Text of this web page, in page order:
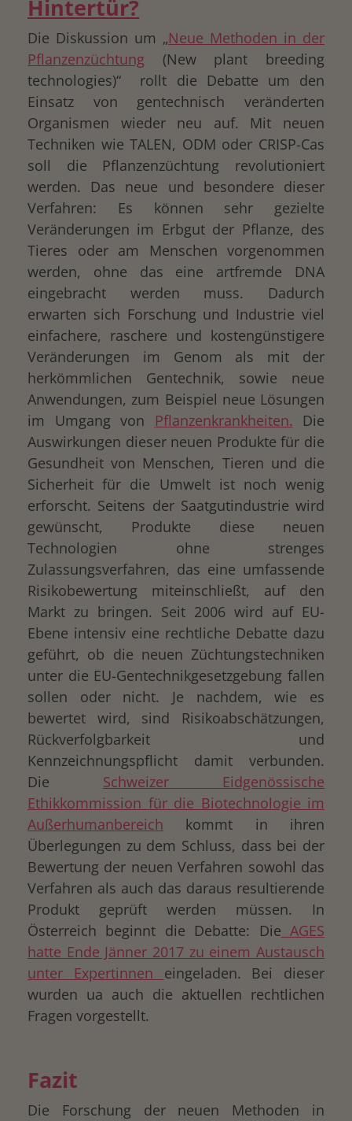
Hintertür?
Die Diskussion um „Neue Methoden in der
Pflanzenzüchtung (New plant breeding
technologies)“ rollt die Debatte um den
Einsatz von gentechnisch veränderten
Organismen wieder neu auf. Mit neuen
Techniken wie TALEN, ODM oder CRISP-Cas
soll die Pflanzenzüchtung revolutioniert
werden. Das neue und besondere dieser
Verfahren: Es können sehr gezielte
Veränderungen im Erbgut der Pflanze, des
Tieres oder am Menschen vorgenommen
werden, ohne das eine artfremde DNA
eingebracht werden muss. Dadurch
erwarten sich Forschung und Industrie viel
einfachere, raschere und kostengünstigere
Veränderungen im Genom als mit der
herkömmlichen Gentechnik, sowie neue
Anwendungen, zum Beispiel neue Lösungen
im Umgang von
Pflanzenkrankheiten. Die
Auswirkungen dieser neuen Produkte für die
Gesundheit von Menschen, Tieren und die
Sicherheit für die Umwelt ist noch wenig
erforscht. Seitens der Saatgutindustrie wird
gewünscht, Produkte diese neuen
Technologien ohne strenges
Zulassungsverfahren, das eine umfassende
Risikobewertung miteinschließt, auf den
Markt zu bringen. Seit 2006 wird auf EU-
Ebene intensiv eine rechtliche Debatte dazu
geführt, ob die neuen Züchtungstechniken
unter die EU-Gentechnikgesetzgebung fallen
sollen oder nicht. Je nachdem, wie es
bewertet wird, sind Risikoabschätzungen,
Rückverfolgbarkeit und
Kennzeichnungspflicht damit verbunden.
Die Schweizer Eidgenössische
Ethikkommission für die Biotechnologie im
Außerhumanbereich kommt in ihren
Überlegungen zu dem Schluss, dass bei der
Bewertung der neuen Verfahren sowohl das
Verfahren als auch das daraus resultierende
Produkt geprüft werden müssen. In
Österreich beginnt die Debatte: Die AGES
hatte Ende Jänner 2017 zu einem Austausch
unter Expertinnen eingeladen. Bei dieser
wurden ua auch die aktuellen rechtlichen
Fragen vorgestellt.
Fazit
Die Forschung der neuen Methoden in